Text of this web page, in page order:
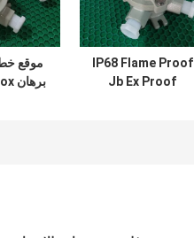
IP68 Flame Proof
Jb Ex Proof
موقع